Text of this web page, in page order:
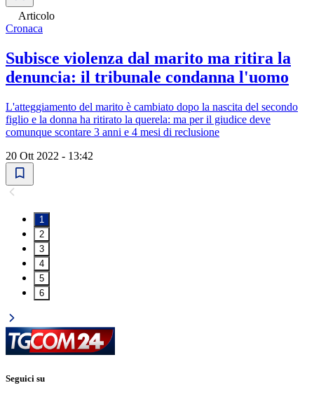
Articolo
Cronaca
Subisce violenza dal marito ma ritira la
denuncia: il tribunale condanna l'uomo
L'atteggiamento del marito è cambiato dopo la nascita del secondo
figlio e la donna ha ritirato la querela: ma per il giudice deve
comunque scontare 3 anni e 4 mesi di reclusione
20 Ott 2022 - 13:42
1
2
3
4
5
6
Seguici su